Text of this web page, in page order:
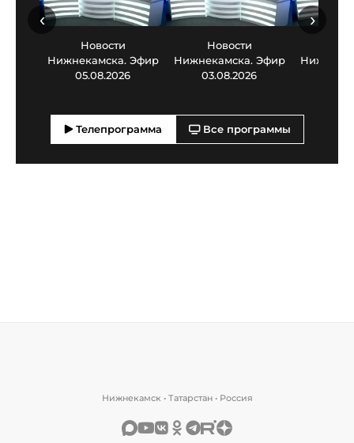
Новости
Нижнекамска. Эфир
05.08.2026
Новости
Нижнекамска. Эфир
03.08.2026
‹ ›
Телепрограмма Все программы
Нижнекамск • Татарстан • Россия